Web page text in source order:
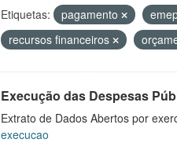
Etiquetas: pagamento
recursos financeiros
Execução das Despesas
Extrato de Dados Abertos por
execucao